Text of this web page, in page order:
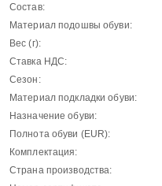
Состав:
Материал подошвы обуви:
Вес (г):
Ставка НДС:
Сезон:
Материал подкладки обуви:
Назначение обуви:
Полнота обуви (EUR):
Комплектация:
Страна производства: